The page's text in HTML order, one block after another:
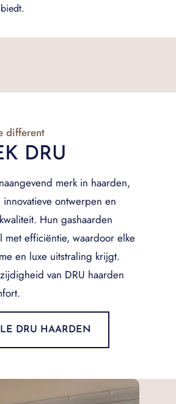
different
DRU
merk in haarden,
ontwerpen en
Hun gashaarden
met efficiëntie, waardoor elke
en luxe uitstraling krijgt.
van DRU haarden
DRU HAARDEN